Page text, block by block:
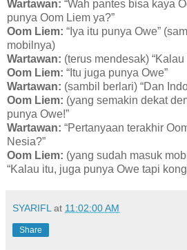
Wartawan: “Wah pantes bisa kaya
punya Oom Liem ya?”
Oom Liem: “Iya itu punya Owe”
mobilnya)
Wartawan: (terus mendesak)
Oom Liem: “Itu juga punya Owe”
Wartawan: (sambil berlari) “Dan
Oom Liem: (yang semakin dekat
punya Owe!”
Wartawan: “Pertanyaan terakhir
Nesia?”
Oom Liem: (yang sudah masuk
“Kalau itu, juga punya Owe tapi
SYARIFL at 11:02:00 AM
Share